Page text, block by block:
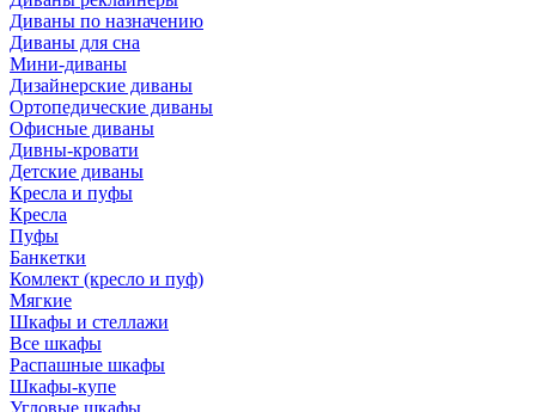
Диваны по назначению
Диваны для сна
Мини-диваны
Дизайнерские диваны
Ортопедические диваны
Офисные диваны
Дивны-кровати
Детские диваны
Кресла и пуфы
Кресла
Пуфы
Банкетки
Комлект (кресло и пуф)
Мягкие
Шкафы и стеллажи
Все шкафы
Распашные шкафы
Шкафы-купе
Угловые шкафы